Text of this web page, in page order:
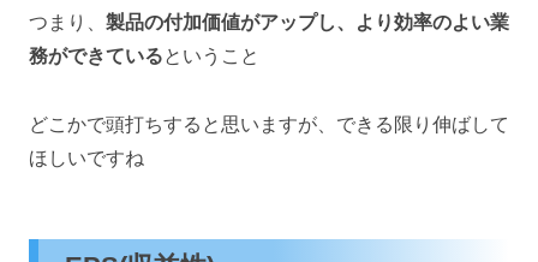
つまり、 製品の付加価値がアップし、より効率のよい業
務ができているということ
どこかで頭打ちすると思いますが、できる限り伸ばして
ほしいですね